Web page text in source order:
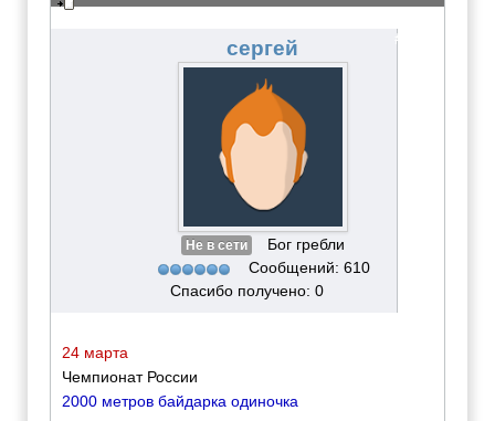
#2231
сергей
Не в сети
Бог гребли
Сообщений: 610
Спасибо получено: 0
24 марта
Чемпионат России
2000 метров байдарка одиночка